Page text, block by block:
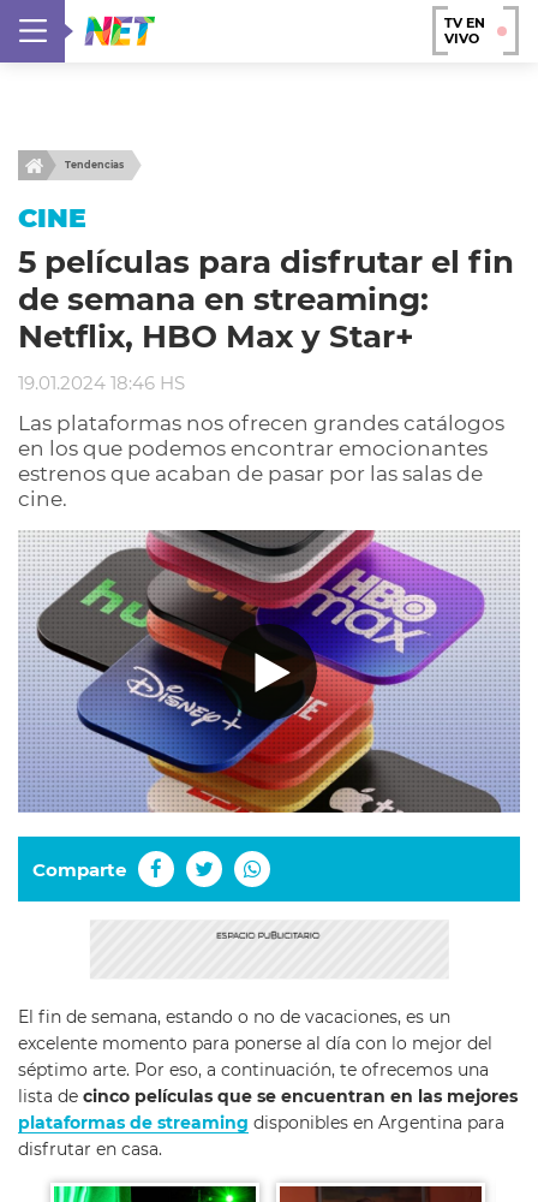
TV EN
VIVO
Tendencias
CINE
5 películas para disfrutar el fin
de semana en streaming:
Netflix, HBO Max y Star+
19.01.2024 18:46 HS
Las plataformas nos ofrecen grandes catálogos
en los que podemos encontrar emocionantes
estrenos que acaban de pasar por las salas de
cine.
Comparte
El fin de semana, estando o no de vacaciones, es un
excelente momento para ponerse al día con lo mejor del
séptimo arte. Por eso, a continuación, te ofrecemos una
lista de cinco películas que se encuentran en las mejores
plataformas de streaming disponibles en Argentina para
disfrutar en casa.